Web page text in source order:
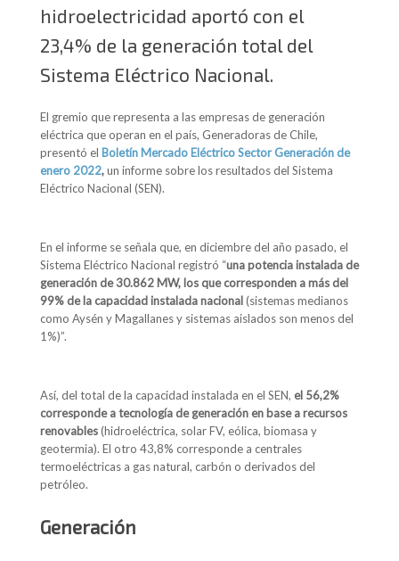
hidroelectricidad aportó con el
23,4% de la generación total del
Sistema Eléctrico Nacional.
El gremio que representa a las empresas de generación
eléctrica que operan en el país, Generadoras de Chile,
presentó el Boletín Mercado Eléctrico Sector Generación de
enero 2022,un informe sobre los resultados del Sistema
Eléctrico Nacional (SEN).
En el informe se señala que, en diciembre del año pasado, el
Sistema Eléctrico Nacional registró “una potencia instalada de
generación de 30.862 MW, los que corresponden a más del
99% de la capacidad instalada nacional(sistemas medianos
como Aysén y Magallanes y sistemas aislados son menos del
1%)”.
Así, del total de la capacidad instalada en el SEN, el 56,2%
corresponde a tecnología de generación en base a recursos
renovables(hidroeléctrica, solar FV, eólica, biomasa y
geotermia). El otro 43,8% corresponde a centrales
termoeléctricas a gas natural, carbón o derivados del
petróleo.
Generación